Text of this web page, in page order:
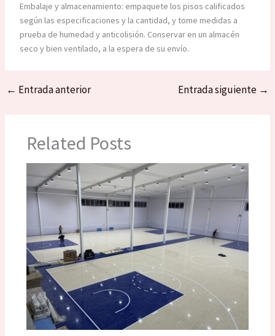
Embalaje y almacenamiento: empaquete los pisos calificados
según las especificaciones y la cantidad, y tome medidas a
prueba de humedad y anticolisión. Conservar en un almacén
seco y bien ventilado, a la espera de su envío.
← Entrada anterior Entrada siguiente →
Related Posts